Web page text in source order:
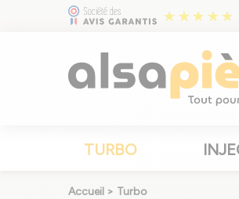
TURBO
Accueil > Turbo